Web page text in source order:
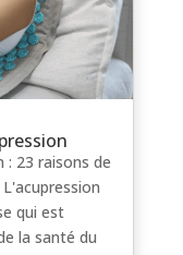
: 23 raisons de
qui est
la santé du